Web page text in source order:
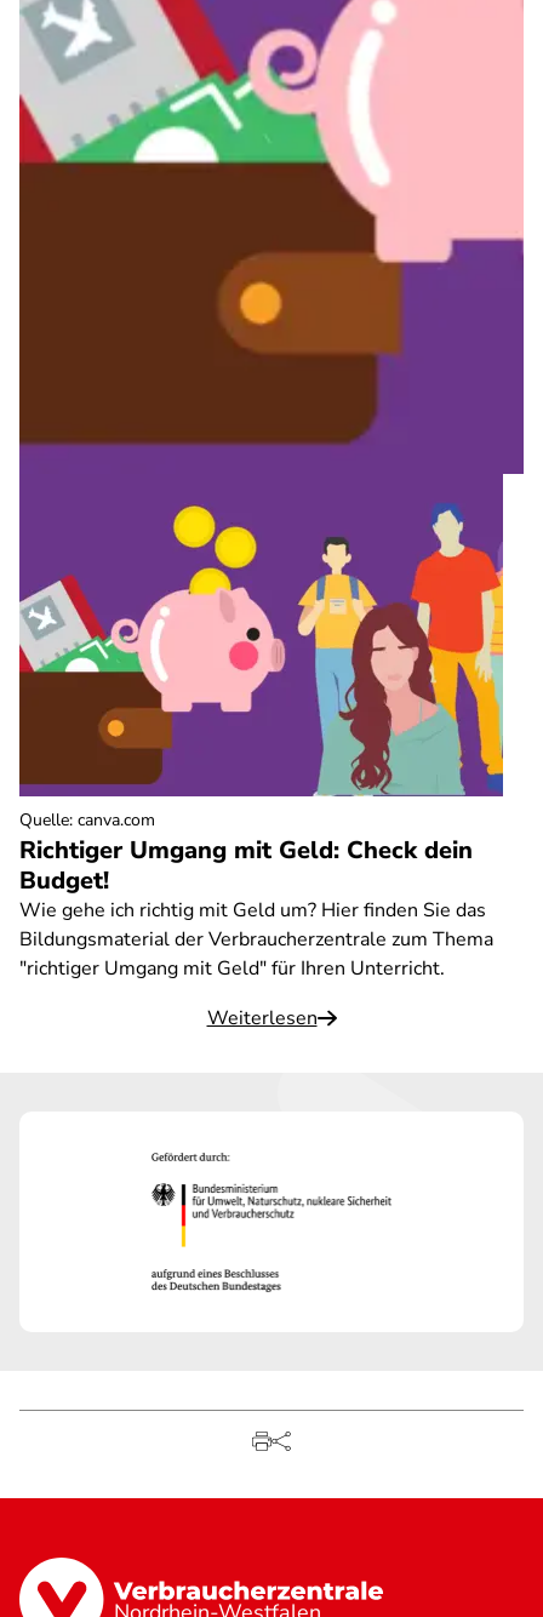
Richtiger Umgang mit Geld: Check dein
Budget!
Wie gehe ich richtig mit Geld um? Hier finden Sie das
Bildungsmaterial der Verbraucherzentrale zum Thema
"richtiger Umgang mit Geld" für Ihren Unterricht.
Weiterlesen
Quelle: canva.com